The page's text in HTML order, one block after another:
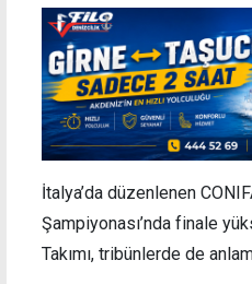
İtalya’da düzenlenen
Şampiyonası’nda finale
Takımı, tribünlerde de